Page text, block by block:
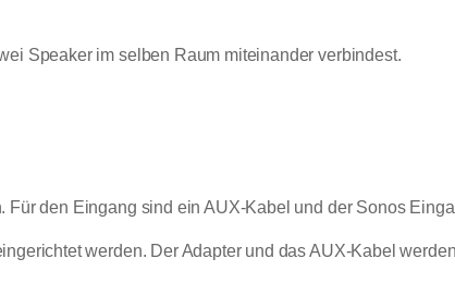
Speaker im selben Raum miteinander verbindest.
den Eingang sind ein AUX-Kabel und der Sonos
werden. Der Adapter und das AUX-Kabel